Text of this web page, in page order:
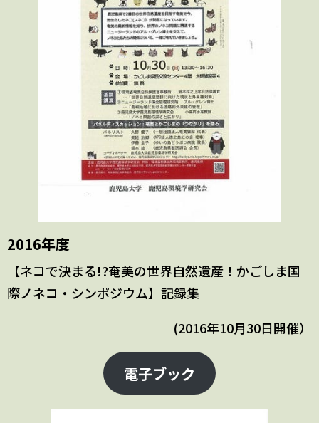
2016年度
【ネコで決まる!?奄美の世界自然遺産！かごしま国
際ノネコ・シンポジウム】記録集
(2016年10月30日開催）
電子ブック